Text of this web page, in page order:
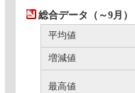
総合データ（～9月）
平均値
増減値
最高値